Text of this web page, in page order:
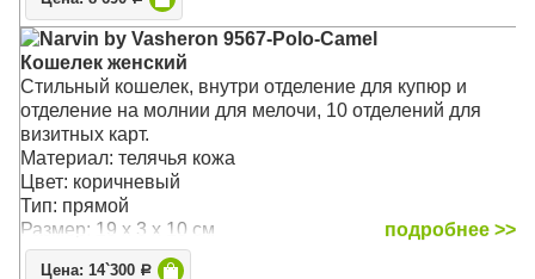
Narvin by Vasheron 9567-Polo-Camel
Кошелек женский
Стильный кошелек, внутри отделение для купюр и
отделение на молнии для мелочи, 10 отделений для
визитных карт.
Материал: телячья кожа
Цвет: коричневый
Тип: прямой
Размер: 19 x 3 x 10 см
подробнее >>
Цена: 14`300 Р